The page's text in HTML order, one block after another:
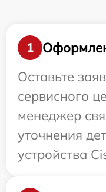
1
Оставьте
сервисного
менеджер
уточнения
устройства